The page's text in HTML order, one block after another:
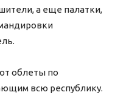
а еще палатки,
облеты по
всю республику.